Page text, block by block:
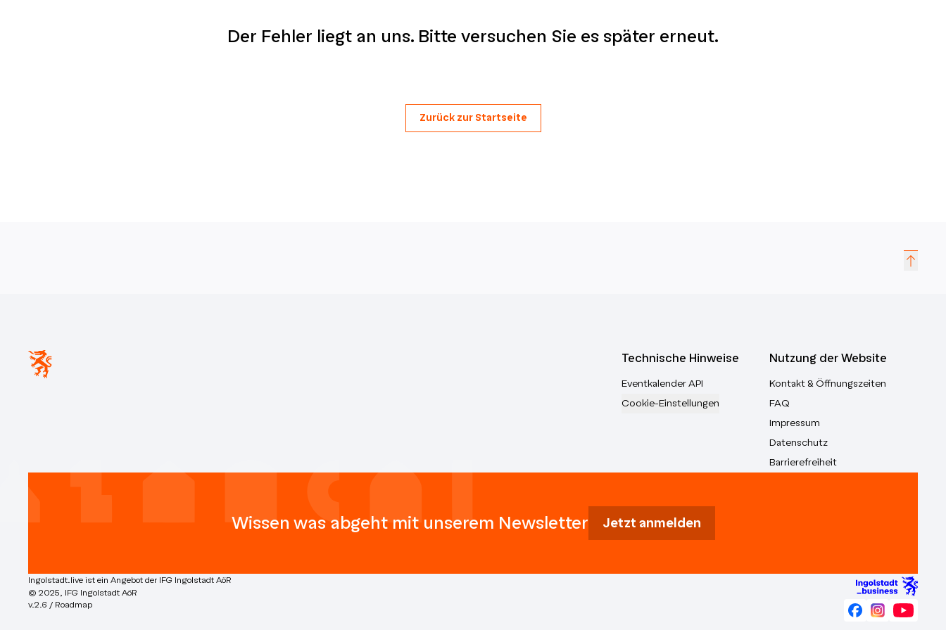
Der Fehler liegt an uns. Bitte versuchen Sie es später erneut.
Zurück zur Startseite
Technische Hinweise
Eventkalender API
Cookie-Einstellungen
Nutzung der Website
Kontakt & Öffnungszeiten
FAQ
Impressum
Datenschutz
Barrierefreiheit
Wissen was abgeht mit unserem Newsletter Jetzt anmelden
Ingolstadt.live ist ein Angebot der IFG Ingolstadt AöR
© 2025, IFG Ingolstadt AöR
v.2.6 / Roadmap